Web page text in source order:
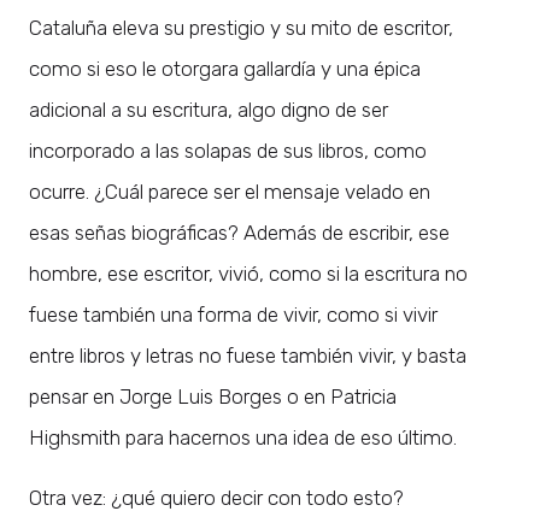
Cataluña eleva su prestigio y su mito de escritor,
como si eso le otorgara gallardía y una épica
adicional a su escritura, algo digno de ser
incorporado a las solapas de sus libros, como
ocurre. ¿Cuál parece ser el mensaje velado en
esas señas biográficas? Además de escribir, ese
hombre, ese escritor, vivió, como si la escritura no
fuese también una forma de vivir, como si vivir
entre libros y letras no fuese también vivir, y basta
pensar en Jorge Luis Borges o en Patricia
Highsmith para hacernos una idea de eso último.
Otra vez: ¿qué quiero decir con todo esto?